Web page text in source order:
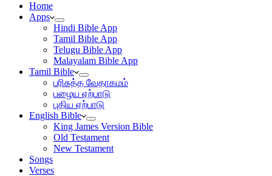
Home
Apps
Hindi Bible App
Tamil Bible App
Telugu Bible App
Malayalam Bible App
Tamil Bible
பரிசுத்த வேதாகமம்
பழைய ஏற்பாடு
புதிய ஏற்பாடு
English Bible
King James Version Bible
Old Testament
New Testament
Songs
Verses